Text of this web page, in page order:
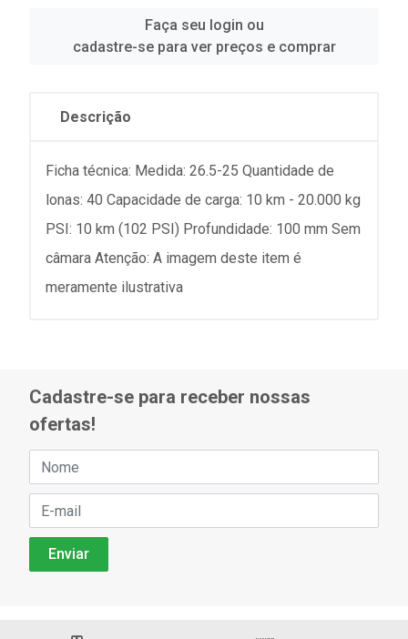
Faça seu login ou
cadastre-se para ver preços e comprar
Descrição
Ficha técnica: Medida: 26.5-25 Quantidade de
lonas: 40 Capacidade de carga: 10 km - 20.000 kg
PSI: 10 km (102 PSI) Profundidade: 100 mm Sem
câmara Atenção: A imagem deste item é
meramente ilustrativa
Cadastre-se para receber nossas
ofertas!